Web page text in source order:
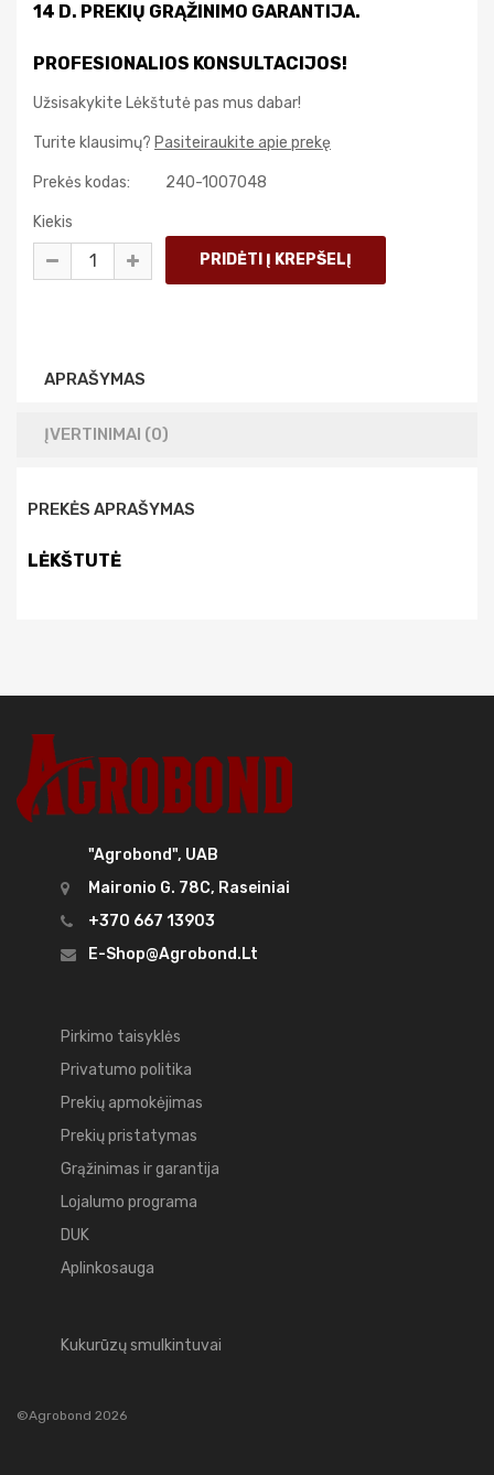
14 D. PREKIŲ GRĄŽINIMO GARANTIJA.
PROFESIONALIOS KONSULTACIJOS!
Užsisakykite Lėkštutė pas mus dabar!
Turite klausimų? Pasiteiraukite apie prekę
Prekės kodas: 240-1007048
Kiekis
APRAŠYMAS
ĮVERTINIMAI (0)
PREKĖS APRAŠYMAS
LĖKŠTUTĖ
"Agrobond", UAB
Maironio G. 78C, Raseiniai
+370 667 13903
E-Shop@agrobond.lt
Pirkimo taisyklės
Privatumo politika
Prekių apmokėjimas
Prekių pristatymas
Grąžinimas ir garantija
Lojalumo programa
DUK
Aplinkosauga
Kukurūzų smulkintuvai
©Agrobond 2026